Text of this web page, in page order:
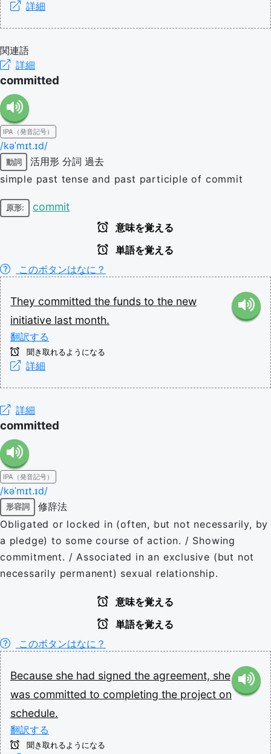
詳細
関連語
詳細
committed
IPA（発音記号）
/kəˈmɪt.ɪd/
動詞 活用形 分詞 過去
simple past tense and past participle of commit
原形: commit
意味を覚える
単語を覚える
このボタンはなに？
They committed the funds to the new
initiative last month.
翻訳する
聞き取れるようになる
詳細
詳細
committed
IPA（発音記号）
/kəˈmɪt.ɪd/
形容詞
修辞法
Obligated or locked in (often, but not necessarily, by
a pledge) to some course of action. / Showing
commitment. / Associated in an exclusive (but not
necessarily permanent) sexual relationship.
意味を覚える
単語を覚える
このボタンはなに？
Because she had signed the agreement, she
was committed to completing the project on
schedule.
翻訳する
聞き取れるようになる